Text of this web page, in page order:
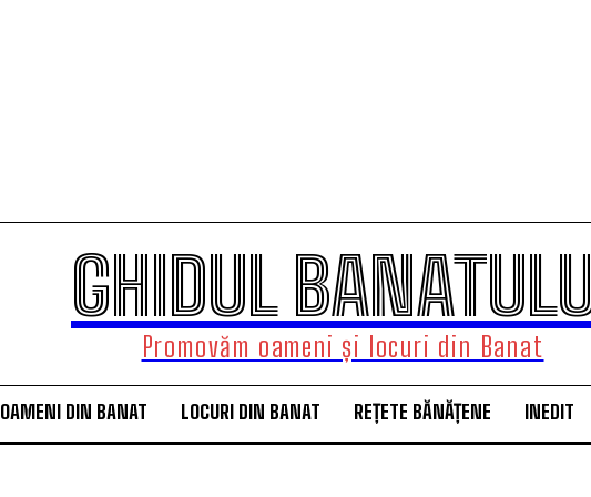
GHIDUL
Promovăm oameni și locuri din Banat
OAMENI DIN BANAT LOCURI DIN BANAT REȚETE BĂNĂȚENE INEDIT